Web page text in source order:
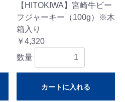
【HITOKIWA】宮崎牛ビー
フジャーキー（100g）※木
箱入り
￥4,320
数量
カートに入れる